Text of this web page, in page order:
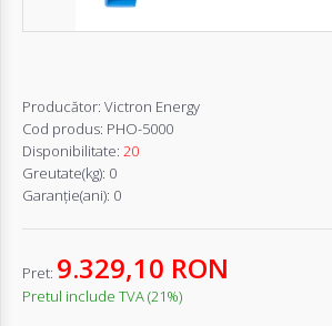
Producător: Victron Energy
Cod produs: PHO-5000
Disponibilitate: 20
Greutate(kg): 0
Garanţie(ani): 0
Pret: 9.329,10 RON
Pretul include TVA (21%)